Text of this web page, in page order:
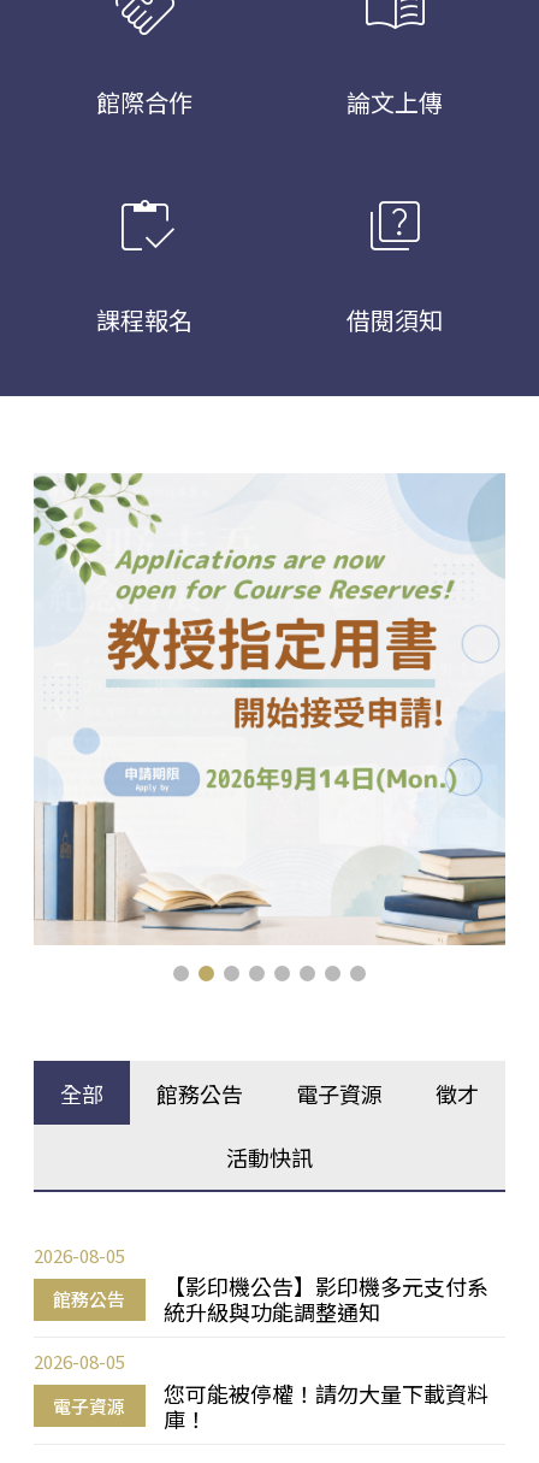
館際合作 論文上傳
inventory
課程報名
quiz
借閱須知
全部 館務公告 電子資源 徵才
活動快訊
館務公告
【影印機公告】影印機多元支付系
統升級與功能調整通知
2026-08-05
電子資源
您可能被停權！請勿大量下載資料
庫！
2026-08-05